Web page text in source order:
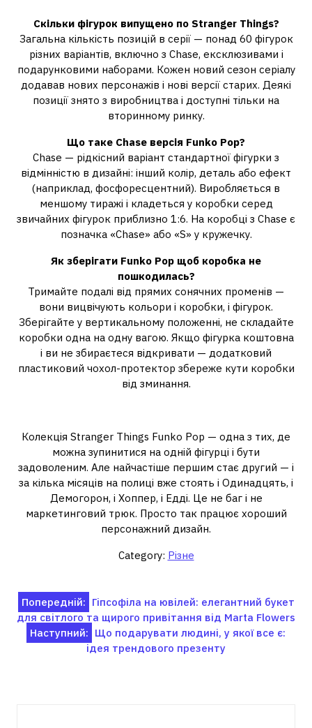
Скільки фігурок випущено по Stranger Things?
Загальна кількість позицій в серії — понад 60 фігурок
різних варіантів, включно з Chase, ексклюзивами і
подарунковими наборами. Кожен новий сезон серіалу
додавав нових персонажів і нові версії старих. Деякі
позиції знято з виробництва і доступні тільки на
вторинному ринку.
Що таке Chase версія Funko Pop?
Chase — рідкісний варіант стандартної фігурки з
відмінністю в дизайні: інший колір, деталь або ефект
(наприклад, фосфоресцентний). Виробляється в
меншому тиражі і кладеться у коробки серед
звичайних фігурок приблизно 1:6. На коробці з Chase є
позначка «Chase» або «S» у кружечку.
Як зберігати Funko Pop щоб коробка не
пошкодилась?
Тримайте подалі від прямих сонячних променів —
вони вицвічують кольори і коробки, і фігурок.
Зберігайте у вертикальному положенні, не складайте
коробки одна на одну вагою. Якщо фігурка коштовна
і ви не збираєтеся відкривати — додатковий
пластиковий чохол-протектор збереже кути коробки
від зминання.
Колекція Stranger Things Funko Pop — одна з тих, де
можна зупинитися на одній фігурці і бути
задоволеним. Але найчастіше першим стає другий — і
за кілька місяців на полиці вже стоять і Одинадцять, і
Демогорон, і Хоппер, і Едді. Це не баг і не
маркетинговий трюк. Просто так працює хороший
персонажний дизайн.
Category: Різне
Навігація
записів
Попередній: Гіпсофіла на ювілей: елегантний букет
для світлого та щирого привітання від Marta Flowers
Наступний: Що подарувати людині, у якої все є:
ідея трендового презенту